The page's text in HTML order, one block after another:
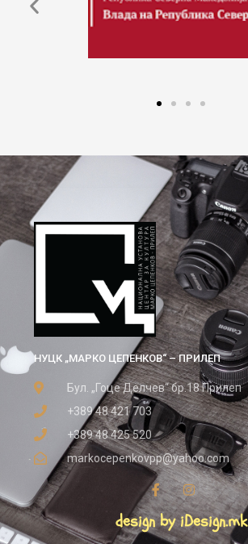
НУЦК „МАРКО ЦЕПЕНКОВ“ – ПРИЛЕП
Бул. „Гоце Делчев“ бр.18 Прилеп
+389 48 421 703
+389 48 425 520
markocepenkovpp@yahoo.com
design by iDesign.mk